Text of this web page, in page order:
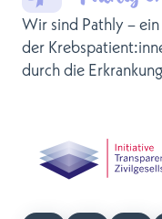
Wir sind Pathly –
der
durch die